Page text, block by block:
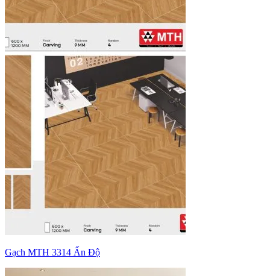
Gạch MTH 3314 Ấn Độ